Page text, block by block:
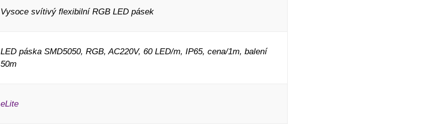
Vysoce svítivý flexibilní RGB LED pásek
LED páska SMD5050, RGB, AC220V, 60 LED/m, IP65, cena/1m, balení
50m
eLite